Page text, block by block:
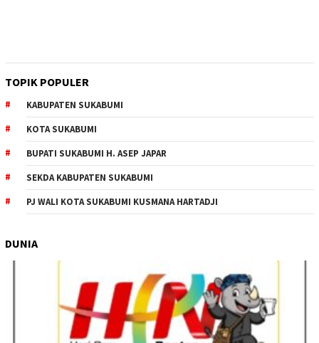
TOPIK POPULER
KABUPATEN SUKABUMI
KOTA SUKABUMI
BUPATI SUKABUMI H. ASEP JAPAR
SEKDA KABUPATEN SUKABUMI
PJ WALI KOTA SUKABUMI KUSMANA HARTADJI
DUNIA